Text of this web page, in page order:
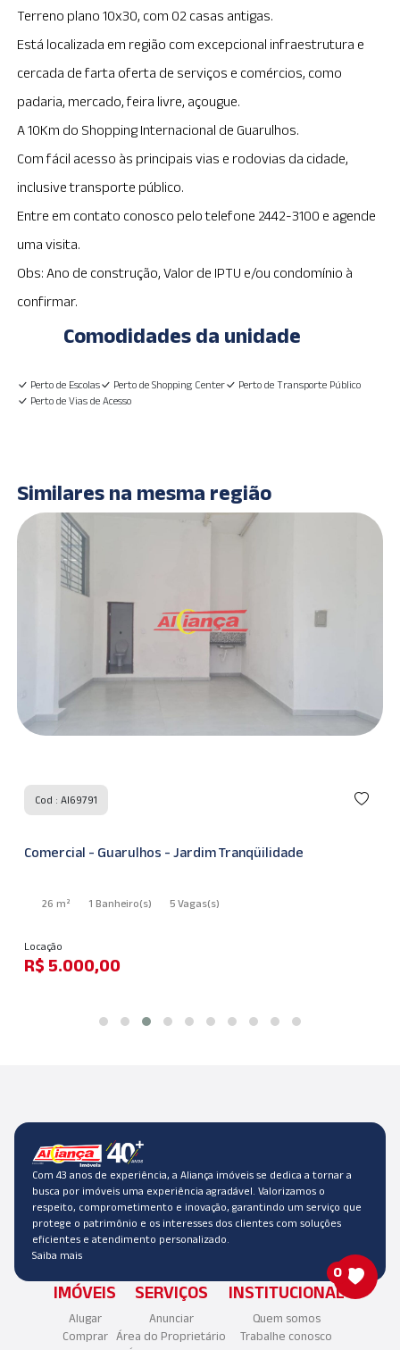
1
Terreno plano 10x30, com 02 casas antigas.
Está localizada em região com excepcional infraestrutura e
cercada de farta oferta de serviços e comércios, como
padaria, mercado, feira livre, açougue.
A 10Km do Shopping Internacional de Guarulhos.
Com fácil acesso às principais vias e rodovias da cidade,
inclusive transporte público.
Entre em contato conosco pelo telefone 2442-3100 e agende
uma visita.
Obs: Ano de construção, Valor de IPTU e/ou condomínio à
confirmar.
Comodidades da unidade
Perto de Escolas Perto de Shopping Center
Perto de Transporte Público
Perto de Vias de Acesso
Similares na mesma região
Cod : AI69791
Comercial - Guarulhos - Jardim Tranqüilidade
26 m² 1 Banheiro(s) 5 Vagas(s)
Locação
R$ 5.000,00
Com 43 anos de experiência, a Aliança imóveis se dedica a tornar a
busca por imóveis uma experiência agradável. Valorizamos o
respeito, comprometimento e inovação, garantindo um serviço que
protege o patrimônio e os interesses dos clientes com soluções
eficientes e atendimento personalizado.
Saiba mais
IMÓVEIS
Alugar
Comprar
SERVIÇOS
Anunciar
Área do Proprietário
INSTITUCIONAL
Quem somos
Trabalhe conosco
0